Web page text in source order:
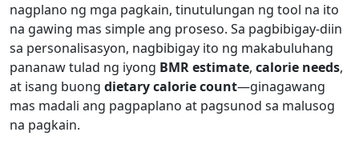
nagplano ng mga pagkain, tinutulungan ng tool na ito
na gawing mas simple ang proseso. Sa pagbibigay-diin
sa personalisasyon, nagbibigay ito ng makabuluhang
pananaw tulad ng iyong BMR estimate, calorie needs,
at isang buong dietary calorie count—ginagawang
mas madali ang pagpaplano at pagsunod sa malusog
na pagkain.